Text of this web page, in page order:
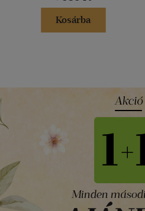
Kosárba